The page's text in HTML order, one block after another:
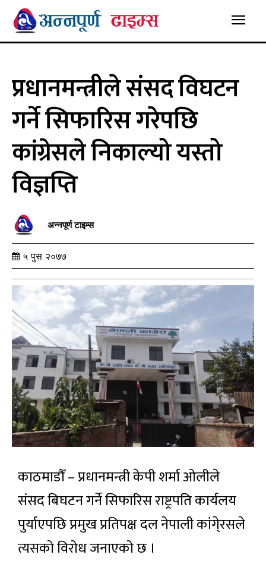
प्रधानमन्त्रीले संसद विघटन
गर्ने सिफारिस गरेपछि
कांग्रेसले निकाल्यो यस्तो
विज्ञप्ति
अन्नपूर्ण टाइम्स
५ पुस २०७७
काठमाडौँ – प्रधानमन्त्री केपी शर्मा ओलीले
संसद बिघटन गर्ने सिफारिस राष्ट्रपति कार्यलय
पुर्याएपछि प्रमुख प्रतिपक्ष दल नेपाली कांगे्रसले
त्यसको विरोध जनाएको छ ।